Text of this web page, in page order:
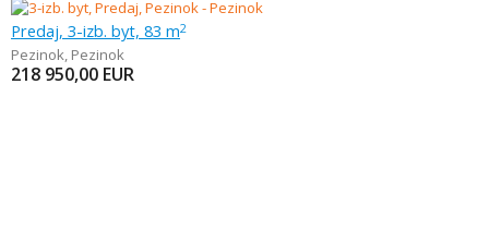
Predaj, 3-izb. byt, 83 m2
Pezinok, Pezinok
218 950,00 EUR